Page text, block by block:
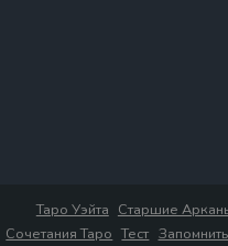
Таро Уэйта Старшие
Сочетания Таро Тест